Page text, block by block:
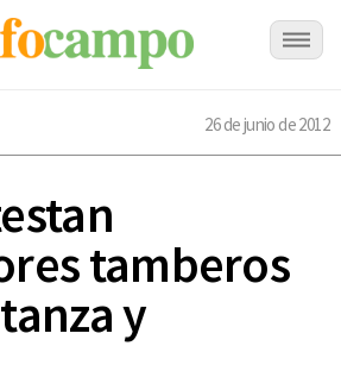
26 de junio de 2012
tamberos
y